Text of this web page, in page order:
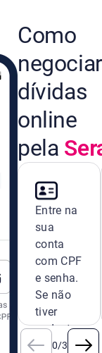
Como
negociar
dívidas
online
pela
Entre na
sua
conta
com CPF
e senha.
Se não
tiver
cadastro,
crie um
0/3